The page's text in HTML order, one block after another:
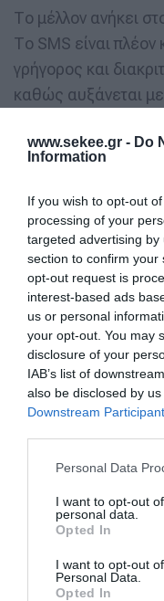
www.sekee.gr - Do
Information
If you wish to opt-out
processing of your
targeted advertising
section to confirm your
opt-out request is
interest-based ads
us or personal
your opt-out. You may
disclosure of your
IAB’s list of
also be disclosed by
Downstream
Personal Data
I want to opt-out
personal data.
Opted In
I want to opt-out
Personal Data.
Opted In
Το μέλλον ανήκει
Το SMS είναι
γρήγορος και
καθώς αυξάνεται
Διαβάστε τη
Νίκος Κοσκινάς,
Αναπλ. Μέλος ΔΣ
τεύχος Δεκεμβρίου
Σχετικά Αρχεία:
Business Review –
PREV POST
Το Βήμα - Τα
«bugs» τους
πήγαν στη Σϊλικον
Βάλεϊ